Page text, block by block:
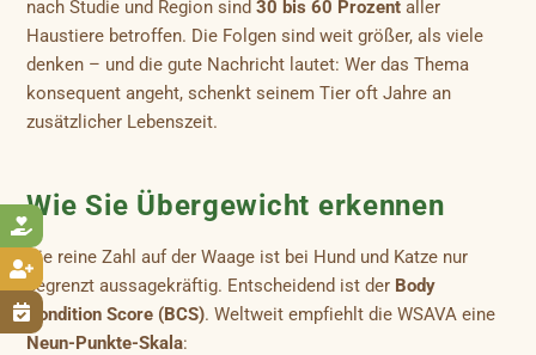



nach Studie und Region sind30 bis 60 Prozent aller
Haustiere betroffen. Die Folgen sind weit größer, als viele
denken – und die gute Nachricht lautet: Wer das Thema
konsequent angeht, schenkt seinem Tier oft Jahre an
zusätzlicher Lebenszeit.
Wie Sie Übergewicht erkennen
Die reine Zahl auf der Waage ist bei Hund und Katze nur
begrenzt aussagekräftig. Entscheidend ist der Body
Condition Score (BCS). Weltweit empfiehlt die WSAVA eine
Neun-Punkte-Skala: